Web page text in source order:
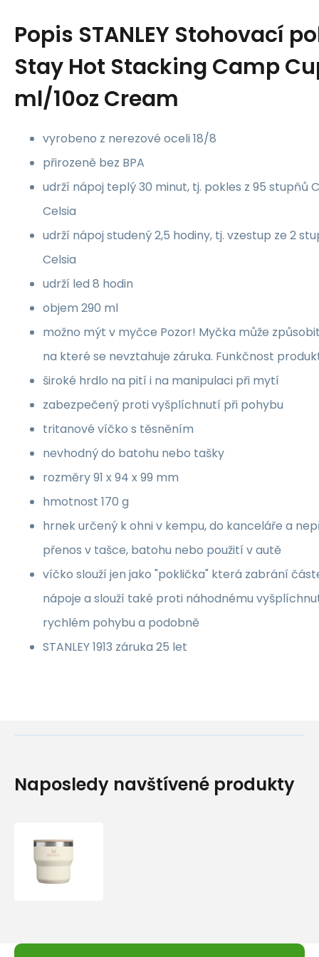
Popis STANLEY Stohovací
Stay Hot Stacking Camp
ml/10oz Cream
vyrobeno z nerezové oceli 18/8
přirozeně bez BPA
udrží nápoj teplý 30 minut, tj. pokles z 95 stupňů
Celsia
udrží nápoj studený 2,5 hodiny, tj. vzestup ze 2
Celsia
udrží led 8 hodin
objem 290 ml
možno mýt v myčce Pozor! Myčka může
na které se nevztahuje záruka. Funkčnost
široké hrdlo na pití i na manipulaci při mytí
zabezpečený proti vyšplíchnutí při pohybu
tritanové víčko s těsněním
nevhodný do batohu nebo tašky
rozměry 91 x 94 x 99 mm
hmotnost 170 g
hrnek určený k ohni v kempu, do kanceláře a
přenos v tašce, batohu nebo použití v autě
víčko slouží jen jako "poklička" která zabrání
nápoje a slouží také proti náhodnému
rychlém pohybu a podobně
STANLEY 1913 záruka 25 let
Naposledy navštívené produkty
Camp